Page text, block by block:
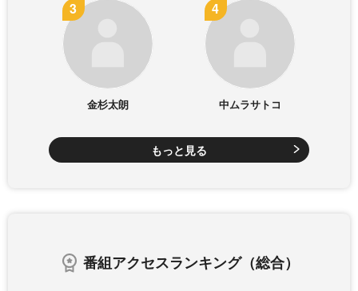
金杉太朗 中ムラサトコ
もっと見る
番組アクセスランキング（総合）